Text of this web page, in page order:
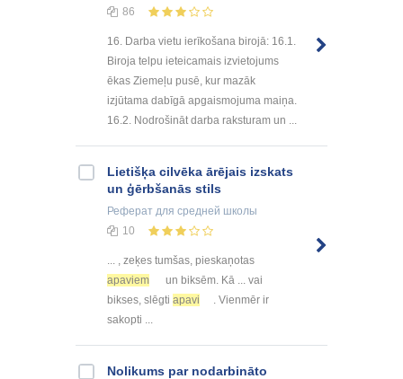
86
16. Darba vietu ierīkošana birojā: 16.1.
Biroja telpu ieteicamais izvietojums
ēkas Ziemeļu pusē, kur mazāk
izjūtama dabīgā apgaismojuma maiņa.
16.2. Nodrošināt darba raksturam un ...
Lietišķa cilvēka ārējais izskats
un ģērbšanās stils
Реферат для средней школы
10
... , zeķes tumšas, pieskaņotas
apaviem
un biksēm. Kā ... vai
bikses, slēgti apavi
. Vienmēr ir
sakopti ...
Nolikums par nodarbināto